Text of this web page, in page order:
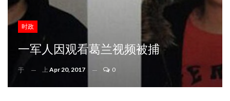
时政
一军人因观看葛兰视频被捕
于 上 Apr 20, 2017 0